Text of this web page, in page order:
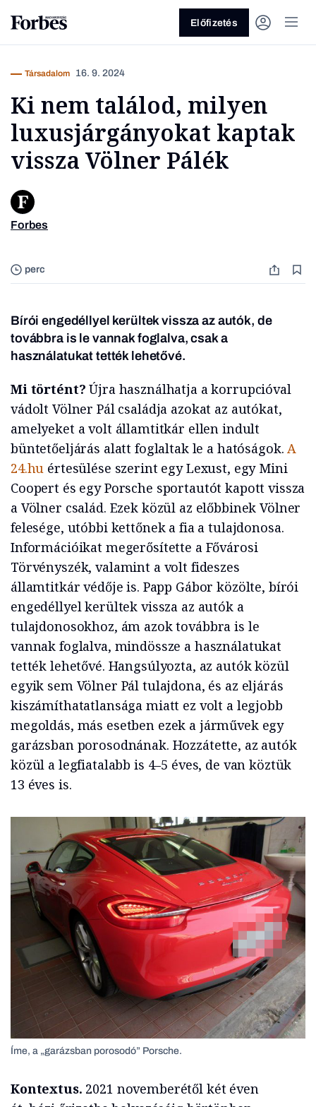
Előfizetés
perc
Társadalom 16. 9. 2024
Ki nem találod, milyen
luxusjárgányokat kaptak
vissza Völner Pálék
Forbes
Bírói engedéllyel kerültek vissza az autók, de
továbbra is le vannak foglalva, csak a
használatukat tették lehetővé.
Mi történt?Újra használhatja a korrupcióval
vádolt Völner Pál családja azokat az autókat,
amelyeket a volt államtitkár ellen indult
büntetőeljárás alatt foglaltak le a hatóságok.A
24.hu értesülése szerint egy Lexust, egy Mini
Coopert és egy Porsche sportautót kapott vissza
a Völner család. Ezek közül az előbbinek Völner
felesége, utóbbi kettőnek a fia a tulajdonosa.
Információikat megerősítette a Fővárosi
Törvényszék, valamint a volt fideszes
államtitkár védője is. Papp Gábor közölte, bírói
engedéllyel kerültek vissza az autók a
tulajdonosokhoz, ám azok továbbra is le
vannak foglalva, mindössze a használatukat
tették lehetővé. Hangsúlyozta, az autók közül
egyik sem Völner Pál tulajdona, és az eljárás
kiszámíthatatlansága miatt ez volt a legjobb
megoldás, más esetben ezek a járművek egy
garázsban porosodnának. Hozzátette, az autók
közül a legfiatalabb is 4–5 éves, de van köztük
13 éves is.
Íme, a „garázsban porosodó” Porsche.
Kontextus. 2021 novemberétől két éven